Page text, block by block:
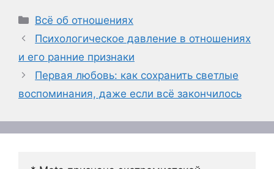
Рубрики
Всё об отношениях
Психологическое давление в отношениях
и его ранние признаки
Первая любовь: как сохранить светлые
воспоминания, даже если всё закончилось